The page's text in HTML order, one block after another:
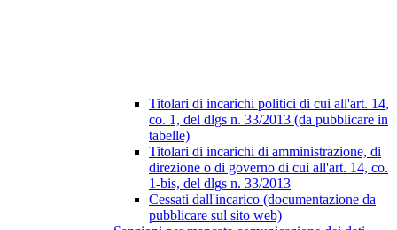
Titolari di incarichi politici di cui all'art. 14,
co. 1, del dlgs n. 33/2013 (da pubblicare in
tabelle)
Titolari di incarichi di amministrazione, di
direzione o di governo di cui all'art. 14, co.
1-bis, del dlgs n. 33/2013
Cessati dall'incarico (documentazione da
pubblicare sul sito web)